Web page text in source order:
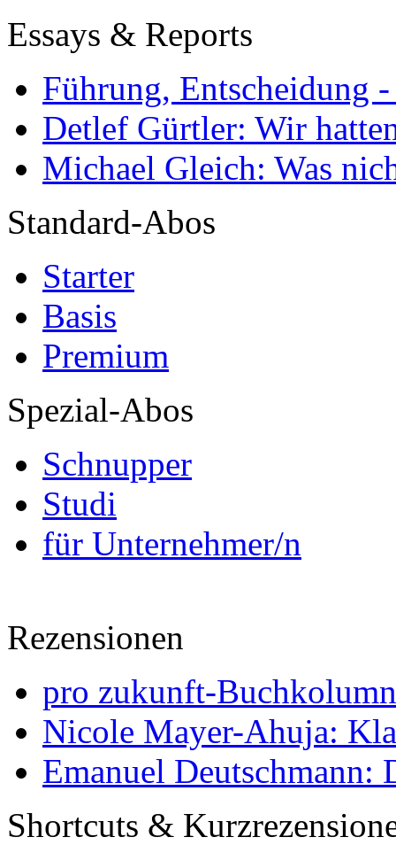
Essays & Reports
Führung, Entscheidung
Detlef Gürtler: Wir
Michael Gleich: Was
Standard-Abos
Starter
Basis
Premium
Spezial-Abos
Schnupper
Studi
für Unternehmer/n
Rezensionen
pro zukunft-
Nicole Mayer-Ahuja:
Emanuel Deutschmann:
Shortcuts &